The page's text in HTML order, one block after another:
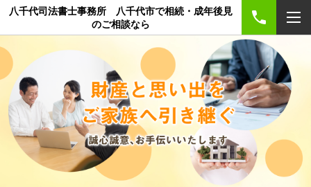
八千代司法書士事務所 八千代市で相続・成年後見
のご相談なら